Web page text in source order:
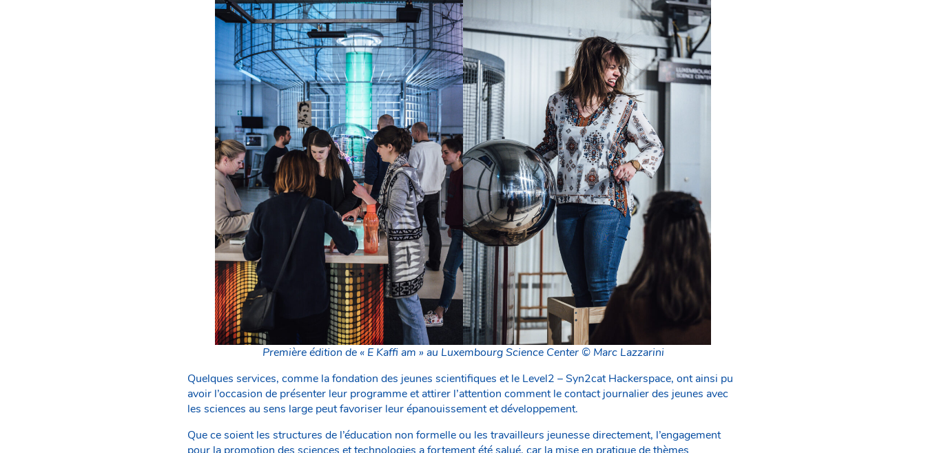
Première édition de « E Kaffi am » au Luxembourg Science Center © Marc Lazzarini
Quelques services, comme la fondation des jeunes scientifiques et le Level2 – Syn2cat Hackerspace, ont ainsi pu
avoir l’occasion de présenter leur programme et attirer l’attention comment le contact journalier des jeunes avec
les sciences au sens large peut favoriser leur épanouissement et développement.
Que ce soient les structures de l’éducation non formelle ou les travailleurs jeunesse directement, l’engagement
pour la promotion des sciences et technologies a fortement été salué, car la mise en pratique de thèmes